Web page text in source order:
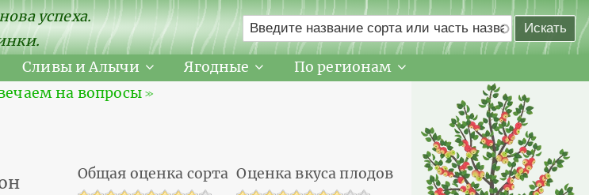
успеха.
Сливы и Алычи Ягодные
По регионам
на вопросы ≫
Оценка вкуса плодов
Общая оценка сорта